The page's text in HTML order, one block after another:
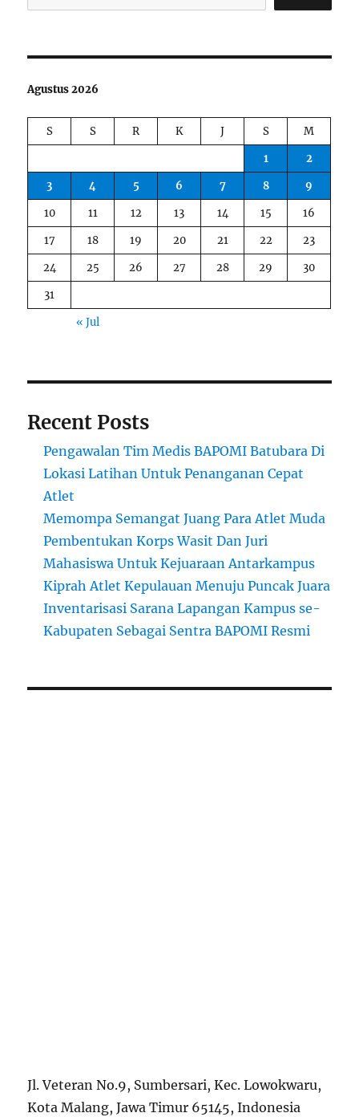
Agustus 2026
S S R K J S
M
1
2
3
4 5 6 7 8
9
10
11 12 13 14 15
16
17
18 19 20 21 22
23
24
25 26 27 28 29
30
31
« Jul
Recent Posts
Pengawalan Tim Medis BAPOMI Batubara Di
Lokasi Latihan Untuk Penanganan Cepat
Atlet
Memompa Semangat Juang Para Atlet Muda
Pembentukan Korps Wasit Dan Juri
Mahasiswa Untuk Kejuaraan Antarkampus
Kiprah Atlet Kepulauan Menuju Puncak Juara
Inventarisasi Sarana Lapangan Kampus se-
Kabupaten Sebagai Sentra BAPOMI Resmi
Jl. Veteran No.9, Sumbersari, Kec. Lowokwaru,
Kota Malang, Jawa Timur 65145, Indonesia